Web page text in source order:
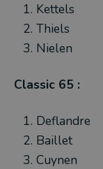
Kettels
Thiels
Nielen
Classic 65 :
Deflandre
Baillet
Cuynen